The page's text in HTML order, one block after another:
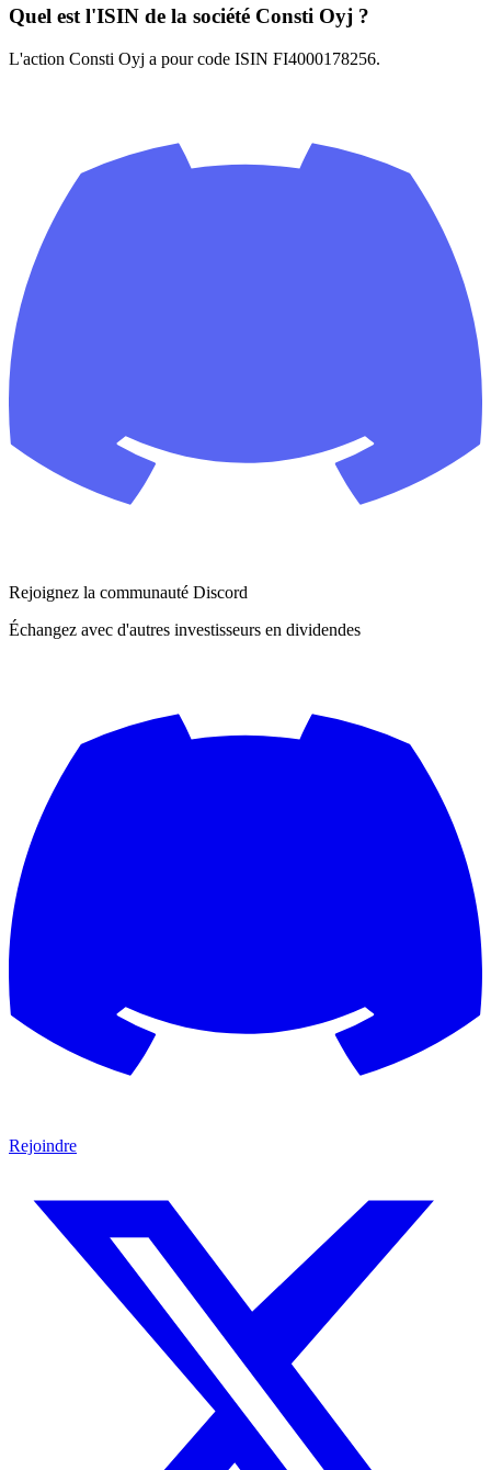
Quel est l'ISIN de la société Consti Oyj ?
L'action Consti Oyj a pour code ISIN FI4000178256.
Rejoignez la communauté Discord
Échangez avec d'autres investisseurs en dividendes
Rejoindre